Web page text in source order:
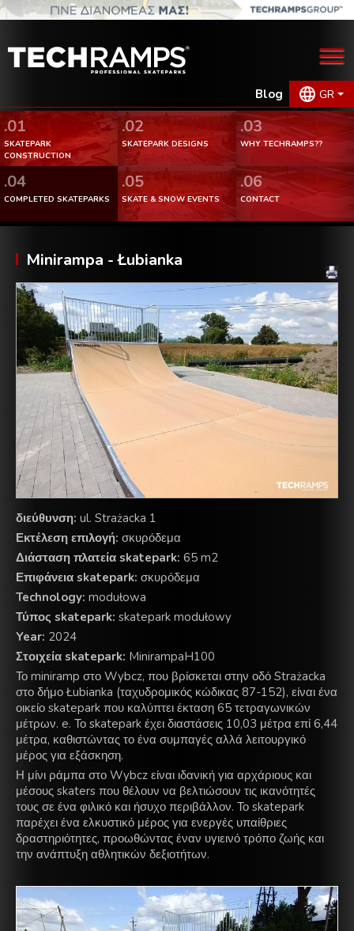
Blog GR
.01
SKATEPARK
CONSTRUCTION
.02
SKATEPARK DESIGNS
.03
WHY TECHRAMPS??
.04
COMPLETED SKATEPARKS
.05
SKATE & SNOW EVENTS
.06
CONTACT
Minirampa - Łubianka
διεύθυνση: ul. Strażacka 1
Εκτέλεση επιλογή: σκυρόδεμα
Διάσταση πλατεία skatepark: 65 m2
Επιφάνεια skatepark: σκυρόδεμα
Technology: modułowa
Τύπος skatepark: skatepark modułowy
Year: 2024
Στοιχεία skatepark: MinirampaH100
Το miniramp στο Wybcz, που βρίσκεται στην οδό Strażacka
στο δήμο Łubianka (ταχυδρομικός κώδικας 87-152), είναι ένα
οικείο skatepark που καλύπτει έκταση 65 τετραγωνικών
μέτρων. e. Το skatepark έχει διαστάσεις 10,03 μέτρα επί 6,44
μέτρα, καθιστώντας το ένα συμπαγές αλλά λειτουργικό
μέρος για εξάσκηση.
Η μίνι ράμπα στο Wybcz είναι ιδανική για αρχάριους και
μέσους skaters που θέλουν να βελτιώσουν τις ικανότητές
τους σε ένα φιλικό και ήσυχο περιβάλλον. Το skatepark
παρέχει ένα ελκυστικό μέρος για ενεργές υπαίθριες
δραστηριότητες, προωθώντας έναν υγιεινό τρόπο ζωής και
την ανάπτυξη αθλητικών δεξιοτήτων.